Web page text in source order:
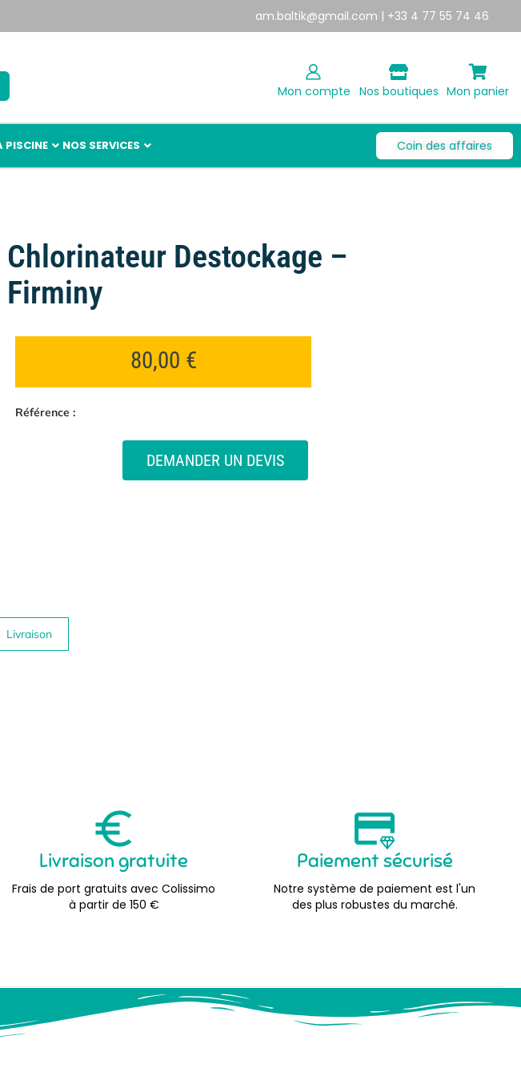
am.baltik@gmail.com | +33 4 77 55 74 46
Mon compte Nos boutiques Mon panier
PISCINE NOS SERVICES Coin des affaires
Chlorinateur Destockage –
Firminy
80,00 €
Référence :
DEMANDER UN DEVIS
Livraison
Livraison gratuite
Frais de port gratuits avec Colissimo
à partir de 150 €
Paiement sécurisé
Notre système de paiement est l'un
des plus robustes du marché.